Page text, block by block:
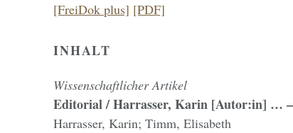
[FreiDok plus] [PDF]
INHALT
Wissenschaftlicher Artikel
Editorial / Harrasser, Karin [Autor:in] … –
Harrasser, Karin; Timm, Elisabeth